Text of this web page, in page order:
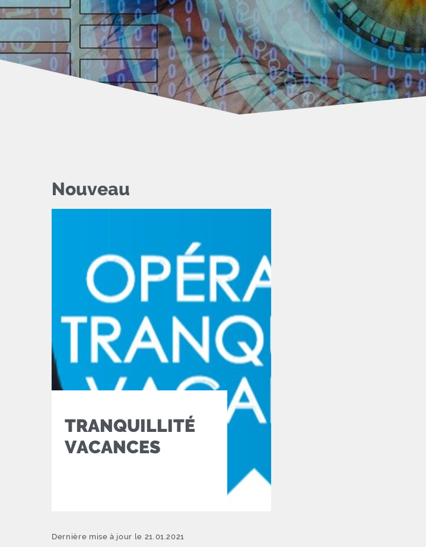
Nouveau
TRANQUILLITÉ
VACANCES
Dernière mise à jour le 21.01.2021